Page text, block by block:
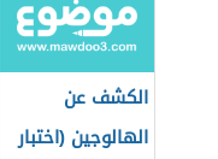
الكشف عن
الهالوجين (اختبار